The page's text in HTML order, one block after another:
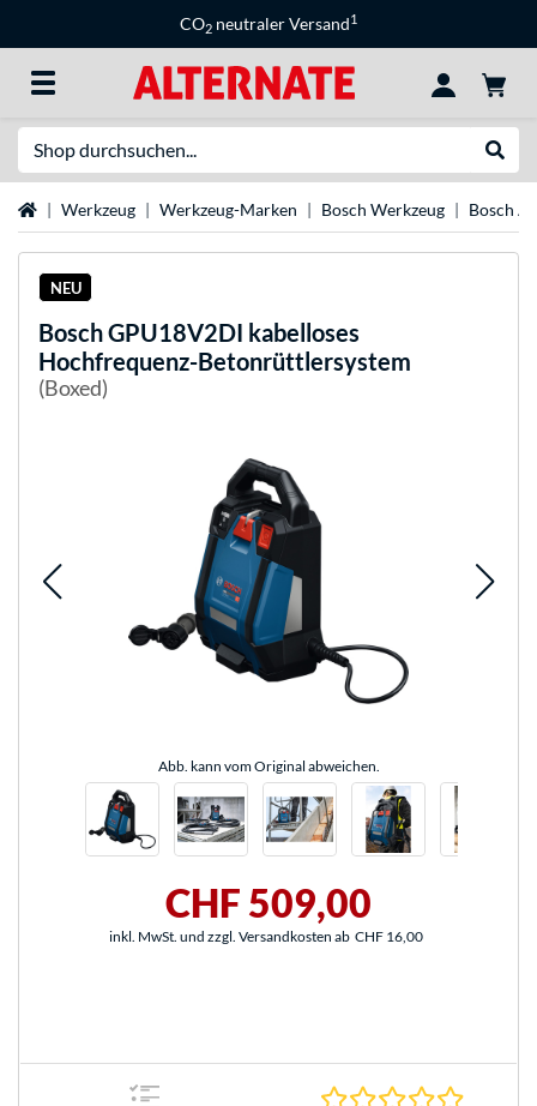
CO2 neutraler Versand1
StartseiteWerkzeug Werkzeug-Marken Bosch Werkzeug Bosch
NEU
BoschGPU18V2DI kabelloses
Hochfrequenz-Betonrüttlersystem
(Boxed)
Abb. kann vom Original abweichen.
CHF 509,00
inkl. MwSt. und zzgl. Versandkosten ab CHF 16,00